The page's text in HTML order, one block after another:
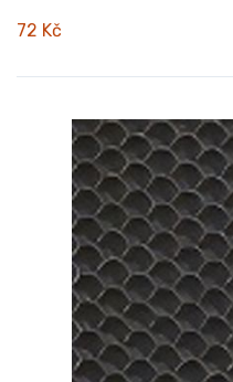
72 Kč